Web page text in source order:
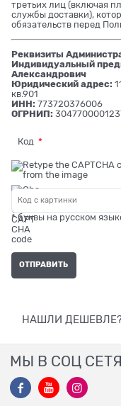
третьих лиц (включая
службы доставки),
обязательств перед
Реквизиты
Индивидуальный
Александрович
Юридический адрес:
кв.901
ИНН: 773720376006
ОГРНИП:
Код
* буквы на русском
НАШЛИ
МЫ В СОЦ